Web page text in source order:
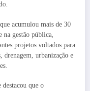
acumulou mais de 30
gestão pública,
projetos voltados para
drenagem, urbanização e
que o